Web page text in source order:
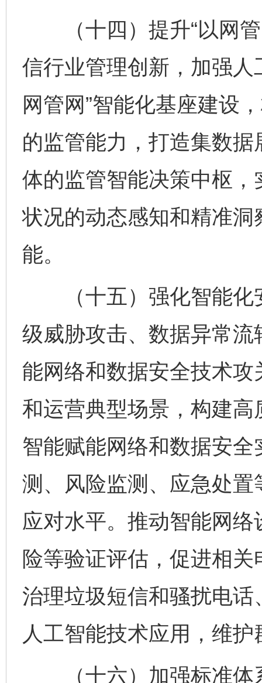
（十四）提升“以网管
信行业管理创新，加强人
网管网”智能化基座建设
的监管能力，打造集数
体的监管智能决策中枢
状况的动态感知和精准
能。
（十五）强化智能化
级威胁攻击、数据异常
能网络和数据安全技术
和运营典型场景，构建
智能赋能网络和数据安
测、风险监测、应急处
应对水平。推动智能网
险等验证评估，促进相
治理垃圾短信和骚扰电
人工智能技术应用，维
（十六）加强标准体